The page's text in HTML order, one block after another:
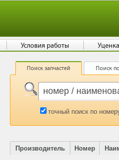
Поиск запчастей Поиск
точный поиск по
Производитель Номер
Условия работы